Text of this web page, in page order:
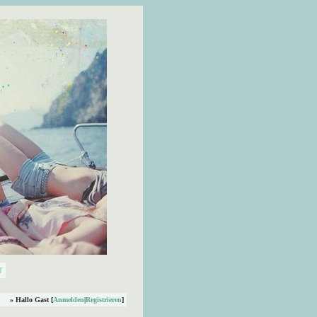
» Hallo Gast [Anmelden|Registrieren]